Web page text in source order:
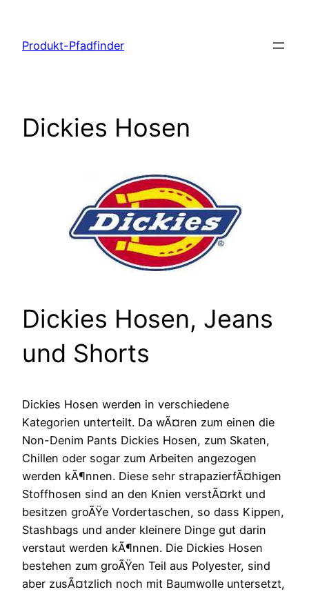
springen
Produkt-Pfadfinder
Dickies Hosen
Dickies Hosen, Jeans
und Shorts
Dickies Hosen werden in verschiedene
Kategorien unterteilt. Da wÃ¤ren zum einen die
Non-Denim Pants Dickies Hosen, zum Skaten,
Chillen oder sogar zum Arbeiten angezogen
werden kÃ¶nnen. Diese sehr strapazierfÃ¤higen
Stoffhosen sind an den Knien verstÃ¤rkt und
besitzen groÃŸe Vordertaschen, so dass Kippen,
Stashbags und ander kleinere Dinge gut darin
verstaut werden kÃ¶nnen. Die Dickies Hosen
bestehen zum groÃŸen Teil aus Polyester, sind
aber zusÃ¤tzlich noch mit Baumwolle untersetzt,